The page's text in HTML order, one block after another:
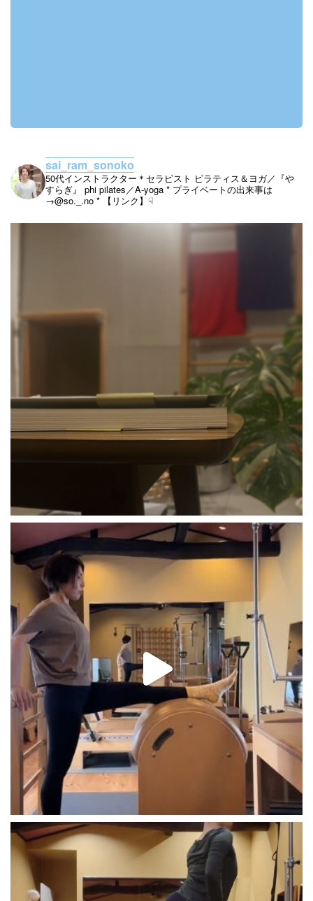
sai_ram_sonoko
50代インストラクター＊セラピスト ピラティス＆ヨガ／『や
すらぎ』
phi pilates／A-yoga * プライベートの出来事は
→@so._.no * 【リンク】☟